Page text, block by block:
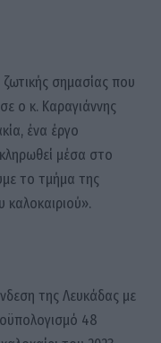
σημασίας που
ο κ. Καραγιάννης
ένα έργο
μέσα στο
το τμήμα της
της Λευκάδας με
48